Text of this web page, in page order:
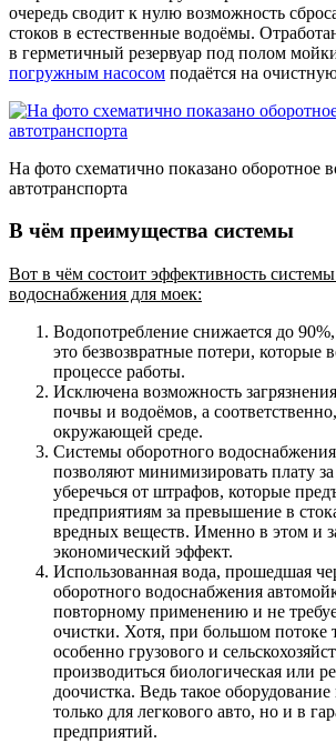
очередь сводит к нулю возможность
стоков в естественные водоёмы.
в герметичный резервуар под полом
погружным насосом подаётся на
На фото схематично показано оборотное
автотранспорта
В чём преимущества системы
Вот в чём состоит эффективность
водоснабжения для моек:
Водопотребление снижается до
это безвозвратные потери, которые
процессе работы.
Исключена возможность
почвы и водоёмов, а
окружающей среде.
Системы оборотного
позволяют минимизировать плату
уберечься от штрафов, которые
предприятиям за превышение в
вредных веществ. Именно в этом и
экономический эффект.
Использованная вода, прошедшая
оборотного водоснабжения
повторному применению и не
очистки. Хотя, при большом потоке
особенно грузового и
производиться биологическая или
доочистка. Ведь такое оборудование
только для легкового авто, но и в
предприятий.